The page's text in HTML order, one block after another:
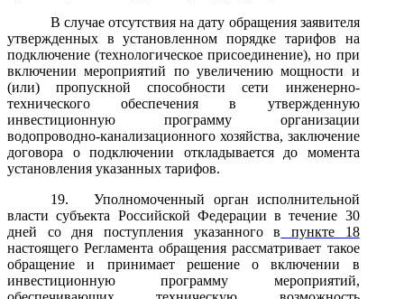
В случае отсутствия на дату обращения заявителя
утвержденных в установленном порядке тарифов на
подключение (технологическое присоединение), но при
включении мероприятий по увеличению мощности и
(или) пропускной способности сети инженерно-
технического обеспечения в утвержденную
инвестиционную программу организации
водопроводно-канализационного хозяйства, заключение
договора о подключении откладывается до момента
установления указанных тарифов.
19.
Уполномоченный орган исполнительной
власти субъекта Российской Федерации в течение 30
дней со дня поступления указанного в пункте 18
настоящего Регламента обращения рассматривает такое
обращение и принимает решение о включении в
инвестиционную программу мероприятий,